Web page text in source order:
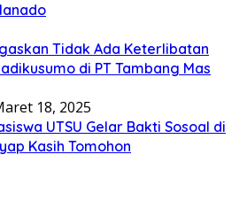
Tidak Ada Keterlibatan
di PT Tambang Mas
18, 2025
UTSU Gelar Bakti Sosoal di
Kasih Tomohon